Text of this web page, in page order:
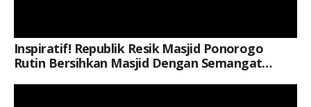
Inspiratif! Republik Resik Masjid Ponorogo
Rutin Bersihkan Masjid Dengan Semangat
Keterangan Gambar: Ratusan warga memadati lokasi Genduri Akbar dalam rangkaian Bersih Desa Carat, Kecamatan Kauman, Kabupaten Ponorogo, Rabu (5/8/2026) malam.